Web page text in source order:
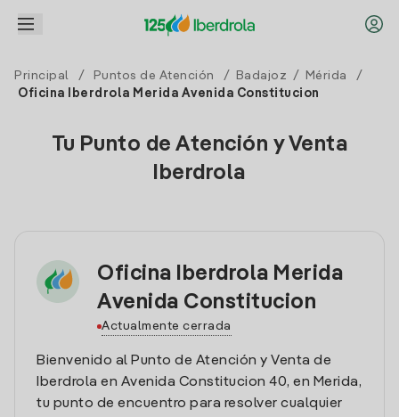
Principal / Puntos de Atención / Badajoz / Mérida
/
Oficina Iberdrola Merida Avenida Constitucion
Tu Punto de Atención y Venta
Iberdrola
Oficina Iberdrola Merida
Avenida Constitucion
Actualmente cerrada
Bienvenido al Punto de Atención y Venta de
Iberdrola en Avenida Constitucion 40, en Merida,
tu punto de encuentro para resolver cualquier